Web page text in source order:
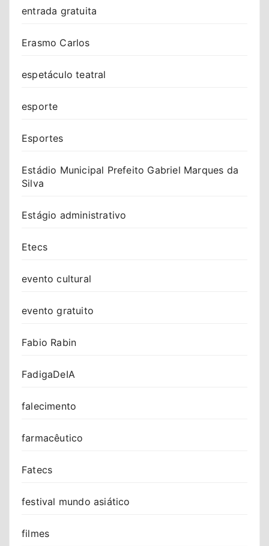
entrada gratuita
Erasmo Carlos
espetáculo teatral
esporte
Esportes
Estádio Municipal Prefeito Gabriel Marques da
Silva
Estágio administrativo
Etecs
evento cultural
evento gratuito
Fabio Rabin
FadigaDeIA
falecimento
farmacêutico
Fatecs
festival mundo asiático
filmes